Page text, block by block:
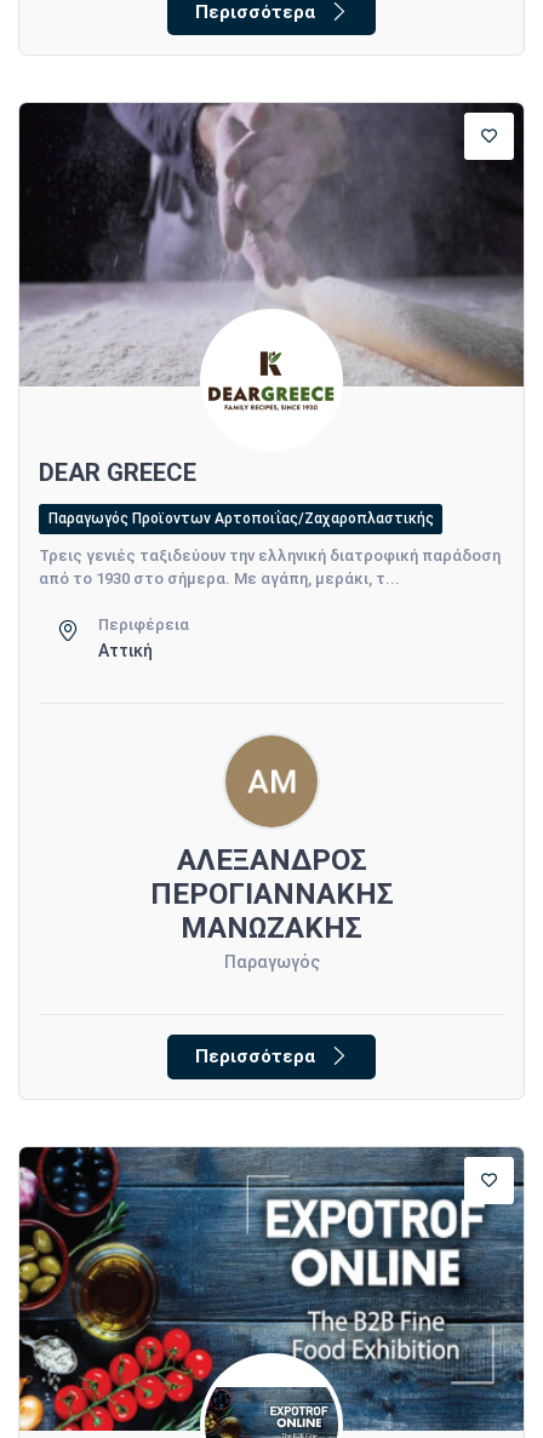
Περισσότερα
DEAR GREECE
Παραγωγός Προϊοντων Αρτοποιΐας/Ζαχαροπλαστικής
Τρεις γενιές ταξιδεύουν την ελληνική διατροφική παράδοση
από το 1930 στο σήμερα. Με αγάπη, μεράκι, τ...
Περιφέρεια
Αττική
ΑΛΕΞΑΝΔΡΟΣ
ΠΕΡΟΓΙΑΝΝΑΚΗΣ
ΜΑΝΩΖΑΚΗΣ
Παραγωγός
Περισσότερα